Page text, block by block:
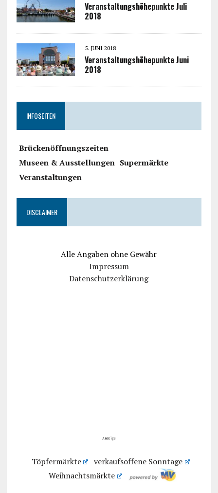
Veranstaltungshöhepunkte Juli
2018
5. JUNI 2018
Veranstaltungshöhepunkte Juni
2018
INFOSEITEN
Brückenöffnungszeiten
Museen & Ausstellungen Supermärkte
Veranstaltungen
DISCLAIMER
Alle Angaben ohne Gewähr
Impressum
Datenschutzerklärung
Anzeige
Töpfermärkte
verkaufsoffene Sonntage
Weihnachtsmärkte